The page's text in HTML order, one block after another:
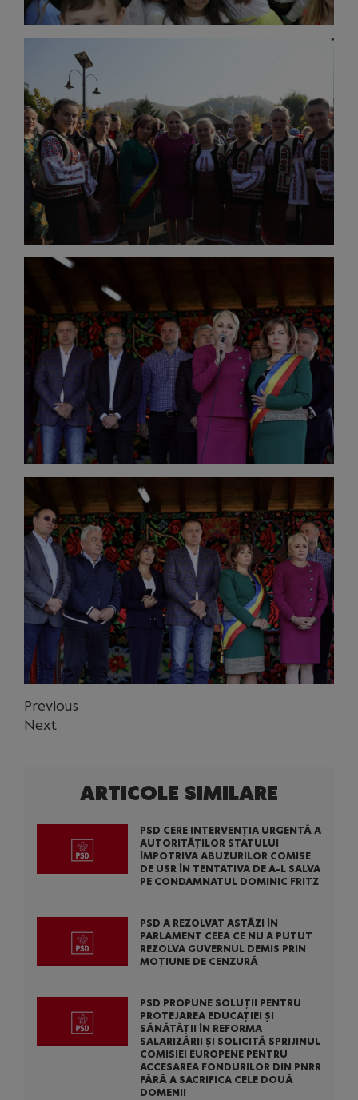
Previous
Next
ARTICOLE SIMILARE
PSD CERE INTERVENȚIA URGENTĂ A
AUTORITĂȚILOR STATULUI
ÎMPOTRIVA ABUZURILOR COMISE
DE USR ÎN TENTATIVA DE A-L SALVA
PE CONDAMNATUL DOMINIC FRITZ
PSD A REZOLVAT ASTĂZI ÎN
PARLAMENT CEEA CE NU A PUTUT
REZOLVA GUVERNUL DEMIS PRIN
MOȚIUNE DE CENZURĂ
PSD PROPUNE SOLUȚII PENTRU
PROTEJAREA EDUCAȚIEI ȘI
SĂNĂTĂȚII ÎN REFORMA
SALARIZĂRII ȘI SOLICITĂ SPRIJINUL
COMISIEI EUROPENE PENTRU
ACCESAREA FONDURILOR DIN PNRR
FĂRĂ A SACRIFICA CELE DOUĂ
DOMENII